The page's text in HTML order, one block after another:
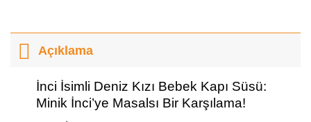
Açıklama
İnci İsimli Deniz Kızı Bebek Kapı Süsü:
Minik İnci’ye Masalsı Bir Karşılama!